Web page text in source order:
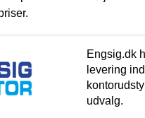
Engsig.dk
levering
udvalg.